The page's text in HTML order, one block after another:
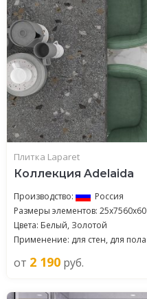
Плитка Laparet
Коллекция Adelaida
Производство:
Россия
Размеры элементов: 25x7560x60
Цвета: Белый, Золотой
Применение: для стен, для пола
от 2 190 руб.